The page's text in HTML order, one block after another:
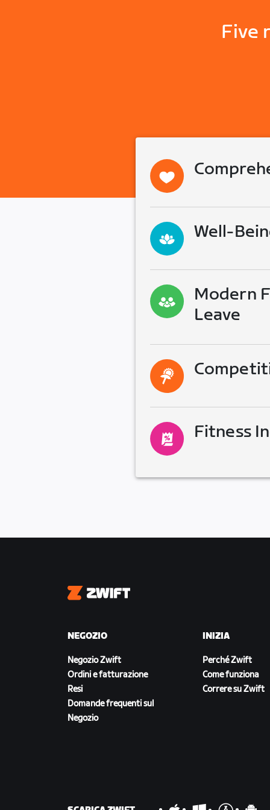
Five
Well-
Modern
Leave
Fitness
Zwift
NEGOZIO
Negozio Zwift
Ordini e fatturazione
Resi
Domande frequenti sul
Negozio
INIZIA
Perché Zwift
Come funziona
Correre su Zwift